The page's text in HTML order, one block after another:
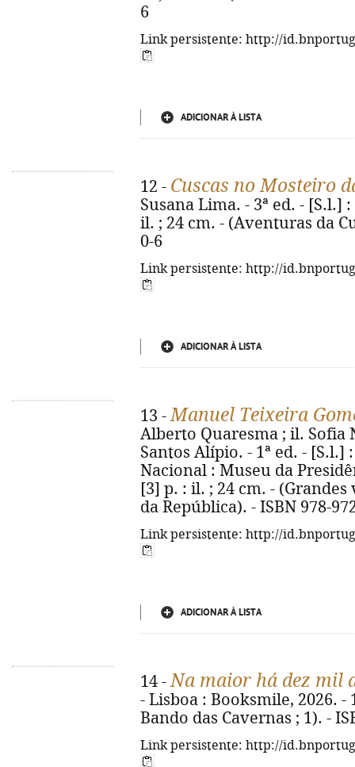
6
Link persistente: http://
ADICIONAR À LISTA
12 - Cuscas no Mosteiro
Susana Lima. - 3ª ed. - [S.l.]
il. ; 24 cm. - (Aventuras da
0-6
Link persistente: http://
ADICIONAR À LISTA
13 -Manuel Teixeira
Alberto Quaresma ; il. Sofia
Santos Alípio. - 1ª ed. -
Nacional : Museu da
[3] p. : il. ; 24 cm. -
da República). - ISBN 978-
Link persistente: http://
ADICIONAR À LISTA
14 -Na maior há dez mil
- Lisboa : Booksmile, 2026. -
Bando das Cavernas ; 1). -
Link persistente: http://